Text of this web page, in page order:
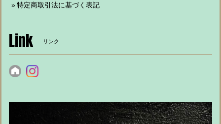
特定商取引法に基づく表記
Link リンク